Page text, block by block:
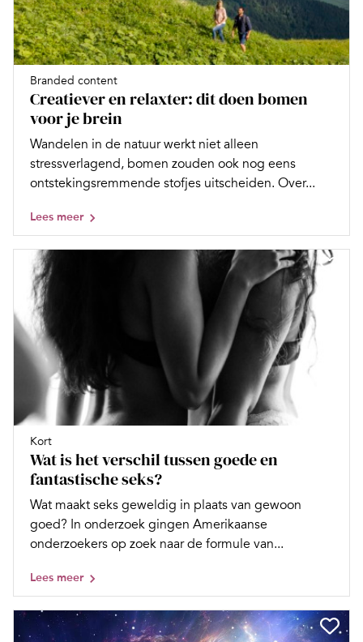
Branded content
Creatiever en relaxter: dit doen bomen
voor je brein
Wandelen in de natuur werkt niet alleen
stressverlagend, bomen zouden ook nog eens
ontstekingsremmende stofjes uitscheiden. Over...
Lees meer
Kort
Wat is het verschil tussen goede en
fantastische seks?
Wat maakt seks geweldig in plaats van gewoon
goed? In onderzoek gingen Amerikaanse
onderzoekers op zoek naar de formule van...
Lees meer